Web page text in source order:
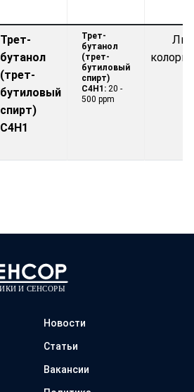
Трет-
бутанол
(трет-
бутиловый
спирт)
C4H1
Трет-
бутанол
(трет-
бутиловый
спирт)
C4H1: 20 -
500 ppm
Новости
Статьи
Вакансии